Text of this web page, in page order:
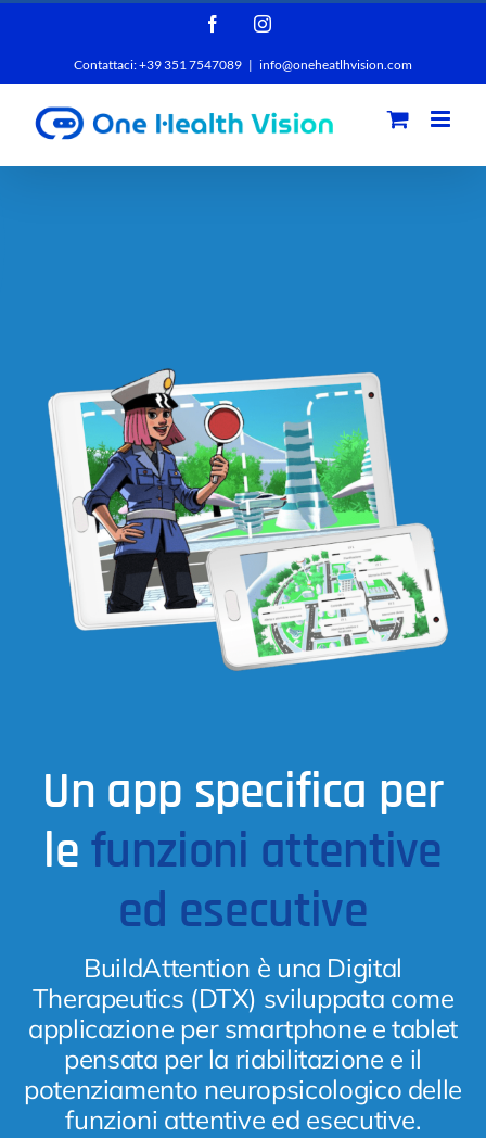
contenuto
FacebookInstagram
Contattaci: +39 351 7547089 | info@oneheatlhvision.com
Un app specifica per
le funzioni attentive
ed esecutive
BuildAttention è una Digital
Therapeutics (DTX) sviluppata come
applicazione per smartphone e tablet
pensata per la riabilitazione e il
potenziamento neuropsicologico delle
funzioni attentive ed esecutive.